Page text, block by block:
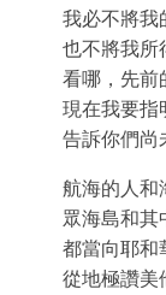
我必不將我
也不將我所
看哪，先前
現在我要指
告訴你們尚
航海的人和
眾海島和其
都當向耶和
從地極讚美